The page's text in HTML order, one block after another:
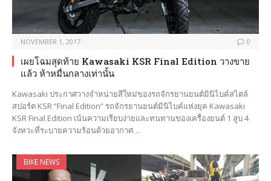
NOVEMBER 1, 2017 0
เผยโฉมสุดท้าย Kawasaki KSR Final Edition วางขาย
แล้ว ห้าหมื่นกลางเท่านั้น
Kawasaki ประกาศวางจำหน่ายสีใหม่ของรถจักรยานยนต์มินิไบค์สไตล์
สปอร์ต KSR “Final Edition” รถจักรยานยนต์มินิไบค์แห่งยุค Kawasaki
KSR Final Edition เน้นความเรียบง่ายและทนทานของเครื่องยนต์ 1 สูบ 4
จังหวะที่ระบายความร้อนด้วยอากาศ…
BIKE NEWS